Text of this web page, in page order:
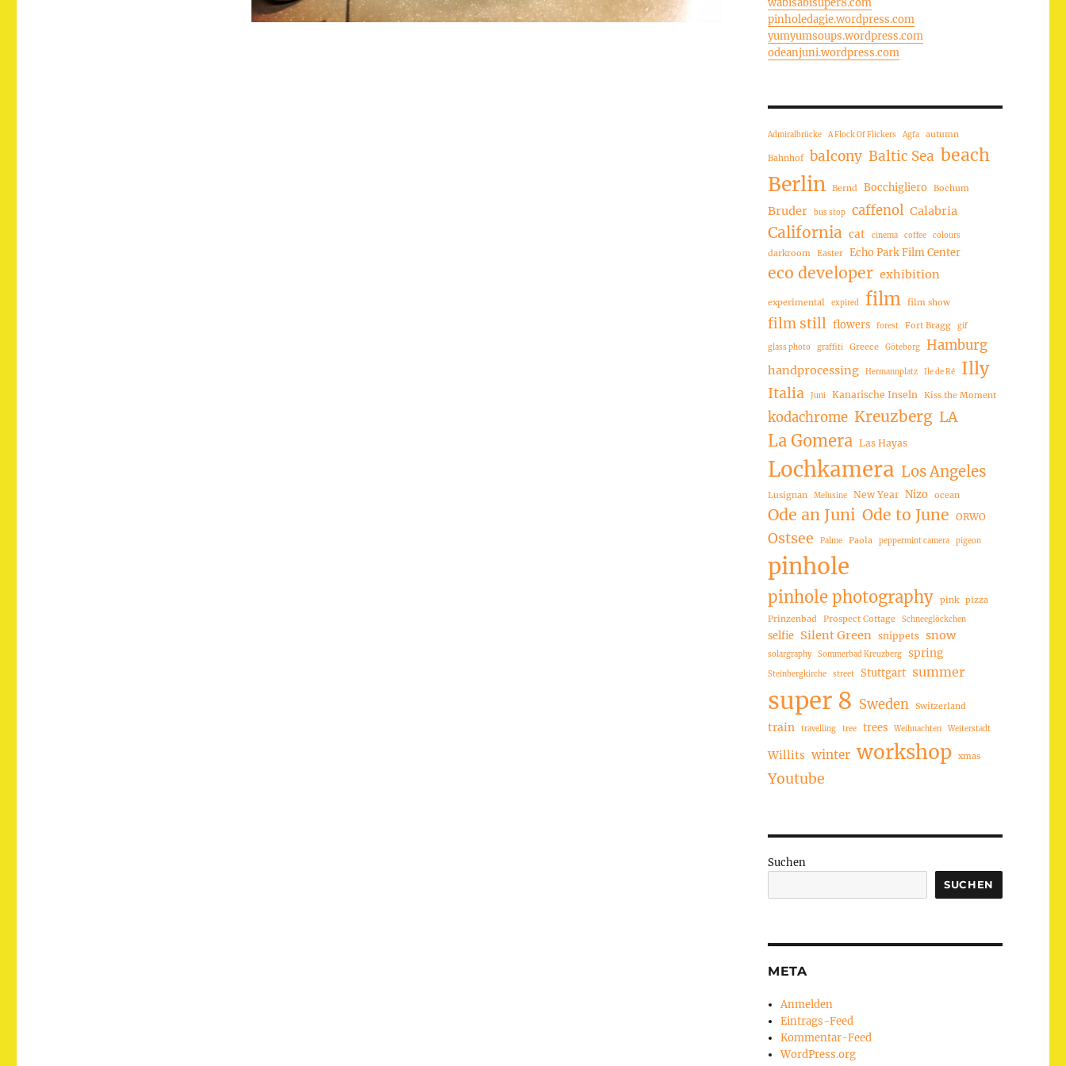
pinholedagie.wordpress.com
yumyumsoups.wordpress.com
odeanjuni.wordpress.com
Admiralbrücke A Flock Of Flickers Agfa autumn
Bahnhof balcony Baltic Sea beach
Berlin Bernd Bocchigliero Bochum
Bruder bus stop caffenol Calabria
California cat cinema coffee colours
darkroom Easter Echo Park Film Center
eco developer exhibition
experimental expired film film show
film still flowers forest Fort Bragg gif
glass photo graffiti Greece Göteborg Hamburg
handprocessing Hermannplatz Ile de Ré Illy
Italia Juni Kanarische Inseln Kiss the Moment
kodachrome Kreuzberg LA
La Gomera Las Hayas
Lochkamera Los Angeles
Lusignan Melusine New Year Nizo ocean
Ode an Juni Ode to June ORWO
Ostsee Palme Paola peppermint camera pigeon
pinhole
pinhole photography pink pizza
Prinzenbad
Prospect Cottage Schneeglöckchen
selfie Silent Green snippets snow
solargraphy Sommerbad Kreuzberg spring
Steinbergkirche street Stuttgart summer
super 8 Sweden Switzerland
train travelling tree trees Weihnachten Weiterstadt
Willits winter workshop xmas
Youtube
Suchen
SUCHEN
META
Anmelden
Eintrags-Feed
Kommentar-Feed
WordPress.org